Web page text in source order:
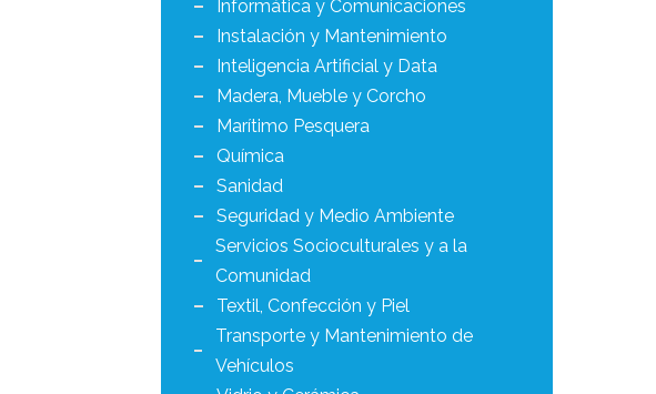
Informática y Comunicaciones
Instalación y Mantenimiento
Inteligencia Artificial y Data
Madera, Mueble y Corcho
Marítimo Pesquera
Química
Sanidad
Seguridad y Medio Ambiente
Servicios Socioculturales y a la
Comunidad
Textil, Confección y Piel
Transporte y Mantenimiento de
Vehículos